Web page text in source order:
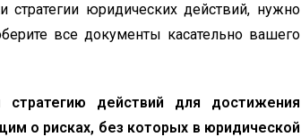
стратегии юридических действий, нужно
все документы касательно вашего
действий для достижения
о рисках, без которых в юридической